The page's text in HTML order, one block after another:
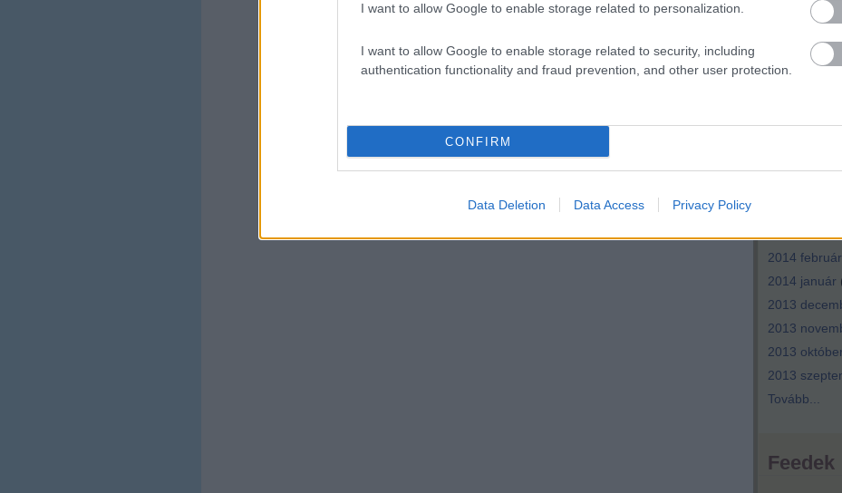
I want to allow Google to enable storage related to personalization.
I want to allow Google to enable storage related to security, including
authentication functionality and fraud prevention, and other user protection.
CONFIRM
Data Deletion Data Access Privacy Policy
Nincs
elem
2014 február
2014 január
2013
2013
2013 október
2013
Tovább
Feedek